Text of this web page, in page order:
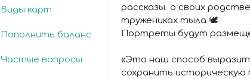
Виды карт
Пополнить баланс
Частые вопросы
рассказы о своих
тружениках тыла 🕊
Портреты будут
«Это наш способ
сохранить историческую